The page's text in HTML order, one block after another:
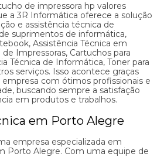
de impressora hp valores
a 3R Informática oferece a solução
e assistência técnica de
suprimentos de informática,
Assistência Técnica em
Impressoras, Cartuchos para
Técnica de Informática, Toner para
serviços. Isso acontece graças
com ótimos profissionais e
buscando sempre a satisfação
em produtos e trabalhos.
em Porto Alegre
empresa especializada em
Porto Alegre. Com uma equipe de